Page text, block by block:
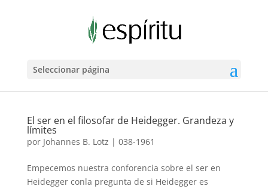
Seleccionar página
El ser en el filosofar de Heidegger. Grandeza y
límites
por Johannes B. Lotz | 038-1961
Empecemos nuestra conforencia sobre el ser en
Heidegger conla pregunta de si Heidegger es